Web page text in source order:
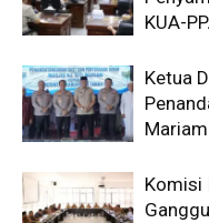
KUA-
Ketua
Komisi